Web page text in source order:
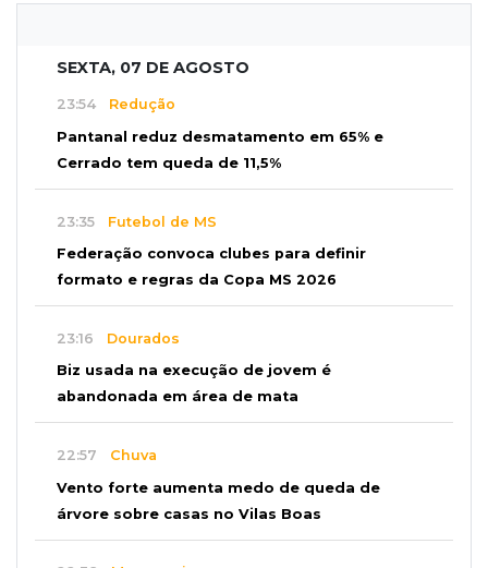
SEXTA, 07 DE AGOSTO
23:54 Redução
Pantanal reduz desmatamento em 65% e
Cerrado tem queda de 11,5%
23:35 Futebol de MS
Federação convoca clubes para definir
formato e regras da Copa MS 2026
23:16 Dourados
Biz usada na execução de jovem é
abandonada em área de mata
22:57 Chuva
Vento forte aumenta medo de queda de
árvore sobre casas no Vilas Boas